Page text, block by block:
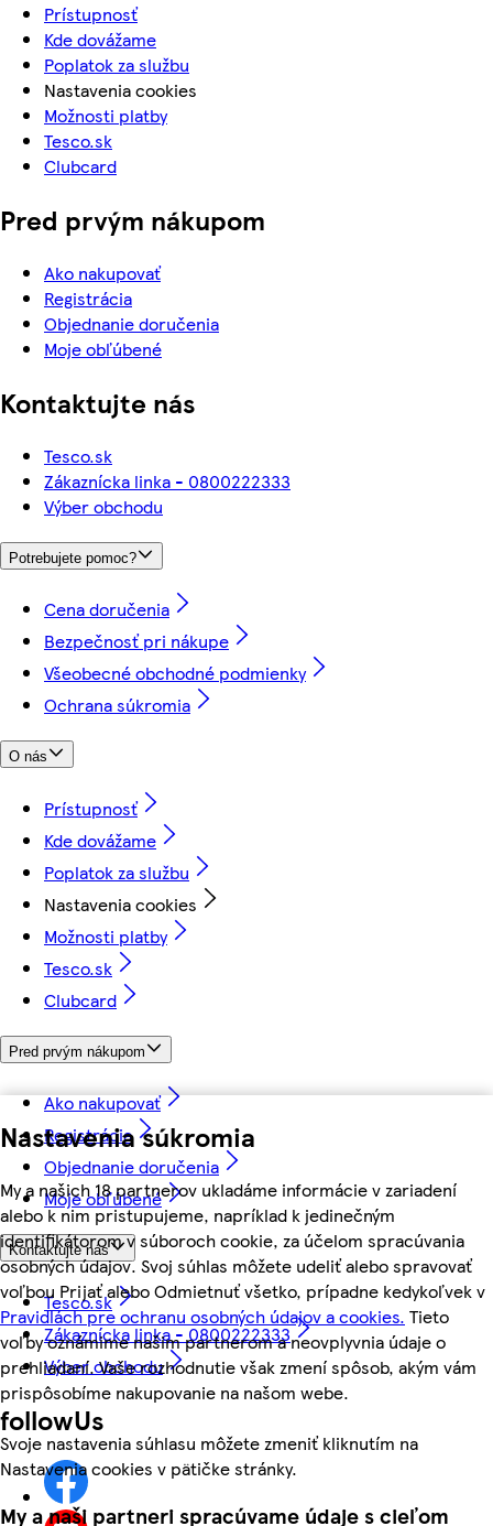
Nastavenia súkromia
My a našich 18 partnerov ukladáme informácie v zariadení
alebo k nim pristupujeme, napríklad k jedinečným
identifikátorom v súboroch cookie, za účelom spracúvania
osobných údajov. Svoj súhlas môžete udeliť alebo spravovať
voľbou Prijať alebo Odmietnuť všetko, prípadne kedykoľvek v
Pravidlách pre ochranu osobných údajov a cookies. Tieto
voľby oznámime našim partnerom a neovplyvnia údaje o
prehliadaní. Vaše rozhodnutie však zmení spôsob, akým vám
prispôsobíme nakupovanie na našom webe.
Svoje nastavenia súhlasu môžete zmeniť kliknutím na
Nastavenia cookies v pätičke stránky.
My a naši partneri spracúvame údaje s cieľom
Prístupnosť
Kde dovážame
Poplatok za službu
Nastavenia cookies
Možnosti platby
Tesco.sk
Clubcard
Pred prvým nákupom
Ako nakupovať
Registrácia
Objednanie doručenia
Moje obľúbené
Kontaktujte nás
Tesco.sk
Zákaznícka linka - 0800222333
Výber obchodu
Potrebujete pomoc?
Cena doručenia
Bezpečnosť pri nákupe
Všeobecné obchodné podmienky
Ochrana súkromia
O nás
Prístupnosť
Kde dovážame
Poplatok za službu
Nastavenia cookies
Možnosti platby
Tesco.sk
Clubcard
Pred prvým nákupom
Ako nakupovať
Registrácia
Objednanie doručenia
Moje obľúbené
Kontaktujte nás
Tesco.sk
Zákaznícka linka - 0800222333
Výber obchodu
followUs